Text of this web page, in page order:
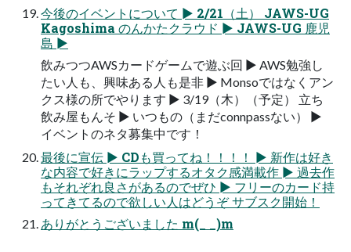
今後のイベントについて ► 2/21（土） JAWS-UG
Kagoshima のんかたクラウド ► JAWS-UG 鹿児
島 ►
飲みつつAWSカードゲームで遊ぶ回 ► AWS勉強し
たい人も、興味ある人も是非 ► Monsoではなくアン
クス様の所でやります ► 3/19（木）（予定） 立ち
飲み屋もんそ ► いつもの（まだconnpassない） ►
イベントのネタ募集中です！
最後に宣伝 ► CDも買ってね！！！！ ► 新作は好き
な内容で好きにラップするオタク感満載作 ► 過去作
もそれぞれ良さがあるのでぜひ ► フリーのカード持
ってきてるので欲しい人はどうぞ サブスク開始！
ありがとうございました m(_ _)m